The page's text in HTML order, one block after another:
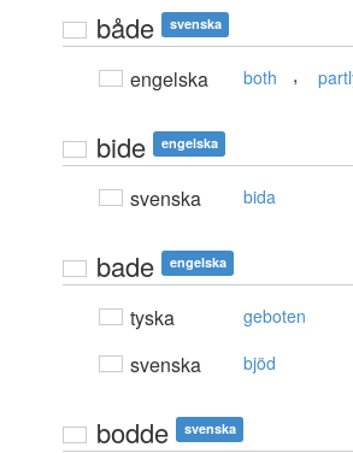
både svenska
engelska both ,
bide engelska
svenska bida
bade engelska
tyska geboten
svenska bjöd
bodde svenska